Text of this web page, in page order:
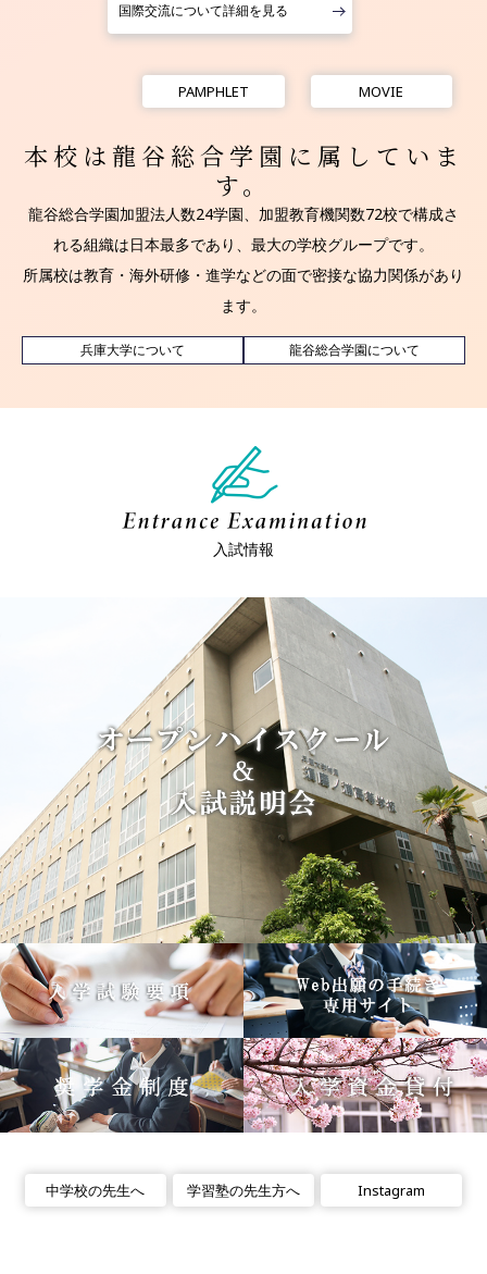
国際交流について詳細を見る
PAMPHLET MOVIE
本校は龍谷総合学園に属していま
す。
龍谷総合学園加盟法人数24学園、加盟教育機関数72校で構成さ
れる組織は日本最多であり、最大の学校グループです。
所属校は教育・海外研修・進学などの面で密接な協力関係があり
ます。
兵庫大学について 龍谷総合学園について
入試情報
中学校の先生へ 学習塾の先生方へ Instagram